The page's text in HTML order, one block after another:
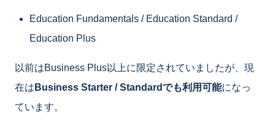
Education Fundamentals / Education Standard /
Education Plus
以前はBusiness Plus以上に限定されていましたが、現
在は Business Starter / Standardでも利用可能になっ
ています。